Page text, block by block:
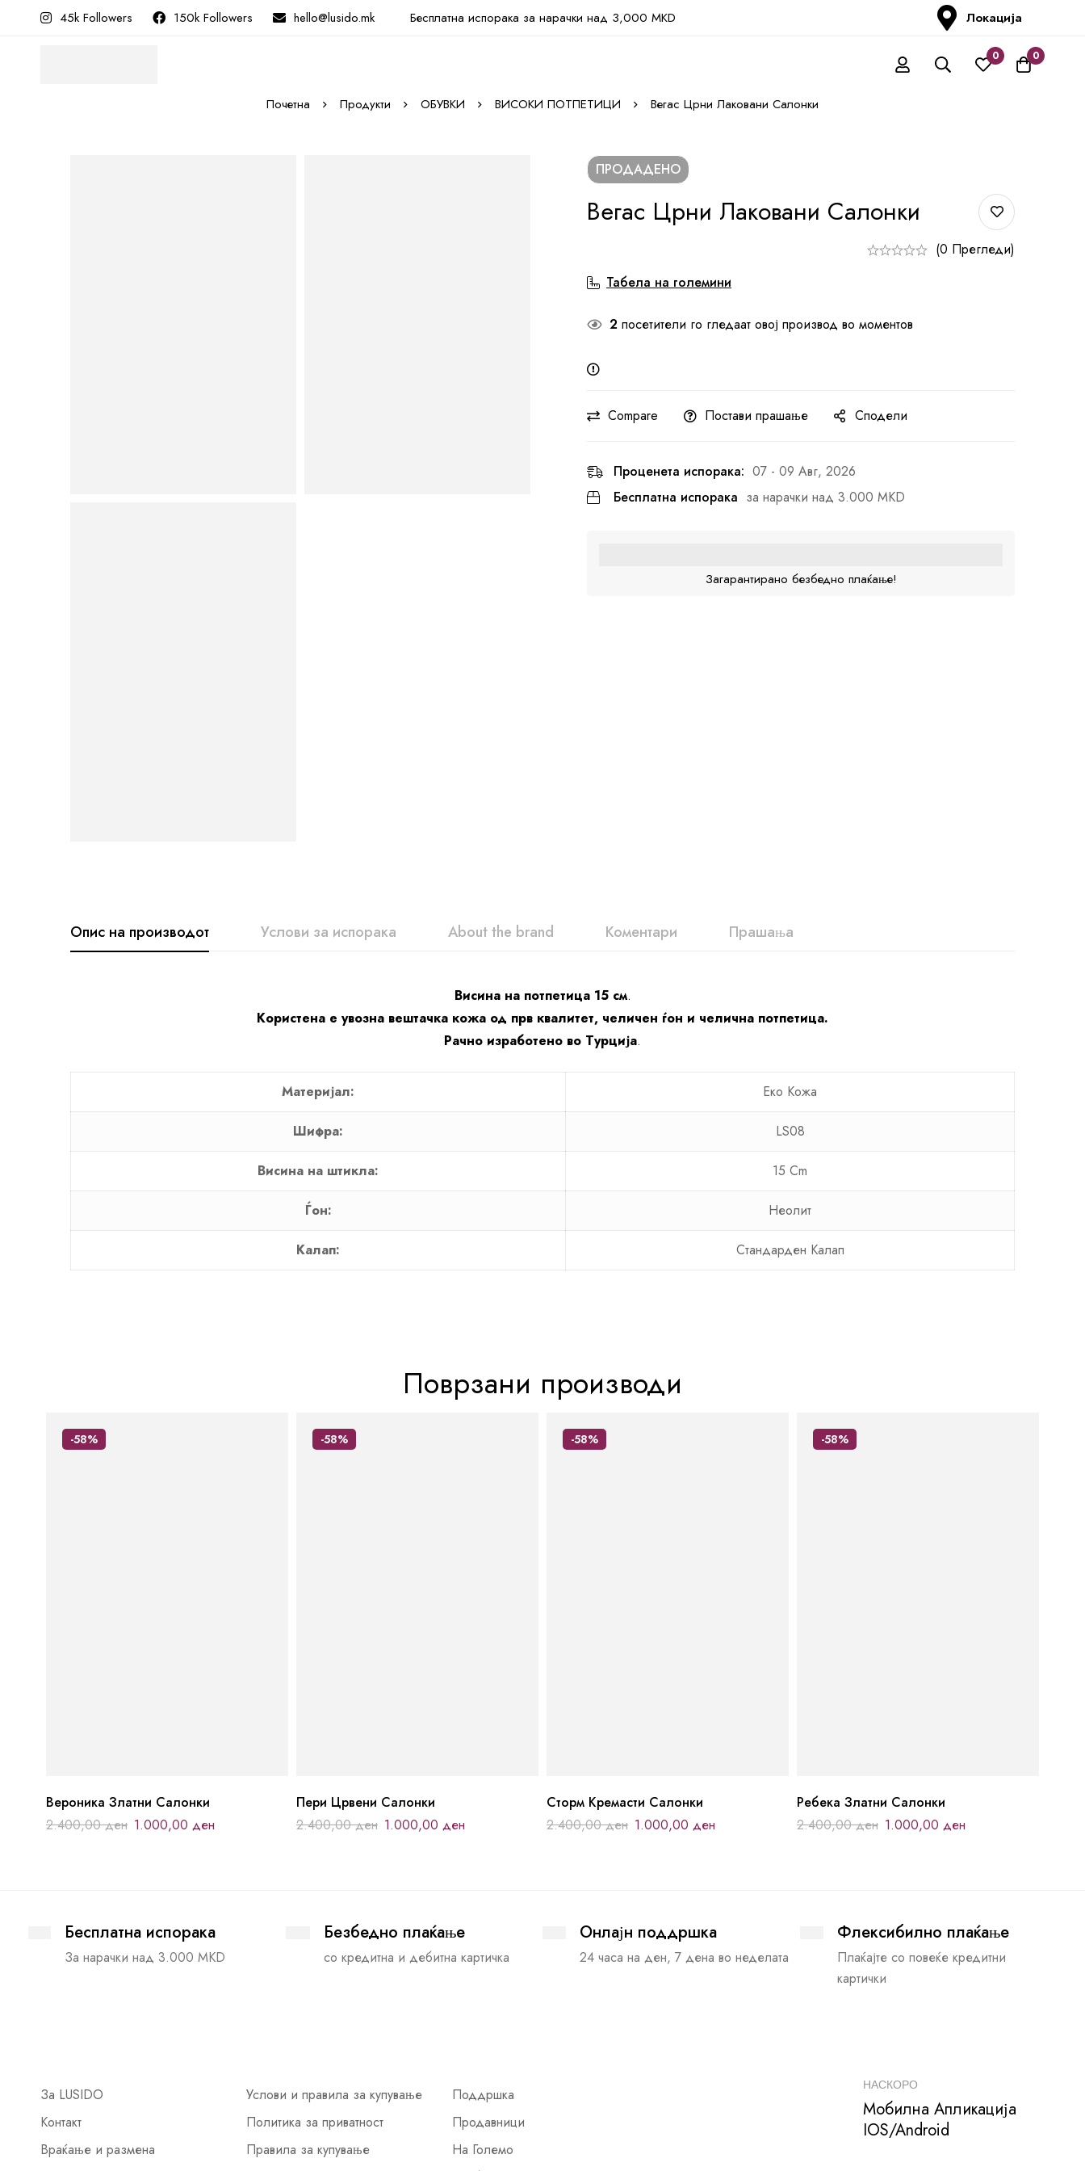
45k Followers 150k Followers hello@lusido.mk Бесплатна испорака за нарачки над 3,000 MKD Локација
0 0
Почетна Продукти ОБУВКИ ВИСОКИ ПОТПЕТИЦИ Вегас Црни Лаковани Салонки
ПРОДАДЕНО
Вегас Црни Лаковани Салонки
(0 Прегледи)
Табела на големини
2 посетители го гледаат овој производ во моментов
Compare Постави прашање Сподели
Проценета испорака: 07 - 09 Авг, 2026
Бесплатна испорака за нарачки над 3.000 MKD
Загарантирано безбедно плаќање!
Опис на производот Услови за испорака About the brand Коментари Прашања
Висина на потпетица 15 см.
Користена е увозна вештачка кожа од прв квалитет, челичен ѓон и челична потпетица.
Рачно изработено во Турција.
Материјал: Еко Кожа
Шифра: LS08
Висина на штикла: 15 Cm
Ѓон: Неолит
Калап: Стандарден Калап
Поврзани производи
-58%
Вероника Златни Салонки
2.400,00ден 1.000,00 ден
-58%
Пери Црвени Салонки
2.400,00ден 1.000,00 ден
-58%
Сторм Кремасти Салонки
2.400,00ден 1.000,00 ден
-58%
Ребека Златни Салонки
2.400,00ден 1.000,00 ден
Бесплатна испорака
За нарачки над 3.000 MKD
Безбедно плаќање
со кредитна и дебитна картичка
Онлајн поддршка
24 часа на ден, 7 дена во неделата
Флексибилно плаќање
Плаќајте со повеќе кредитни
картички
За LUSIDO
Контакт
Враќање и размена
Услови и правила за купување
Политика за приватност
Правила за купување
Поддршка
Продавници
На Големо
НАСКОРО
Мобилна Апликација
IOS/Android